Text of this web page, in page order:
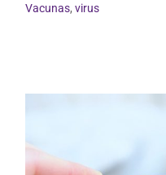
Vacunas, virus